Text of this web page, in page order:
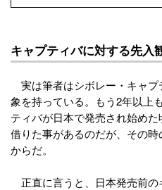
キャプティバに対する先入
実は筆者はシボレー・キャ
象を持っている。もう2年以上
ティバが日本で発売され始め
借りた事があるのだが、その
からだ。
正直に言うと、日本発売前